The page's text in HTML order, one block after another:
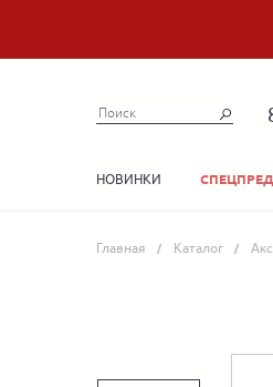
НОВИНКИ
Главная Каталог